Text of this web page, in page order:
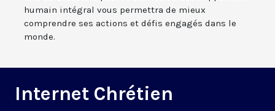
humain intégral vous permettra de mieux
comprendre ses actions et défis engagés dans le
monde.
Internet Chrétien